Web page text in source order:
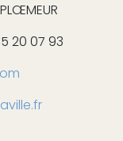
20 07 93